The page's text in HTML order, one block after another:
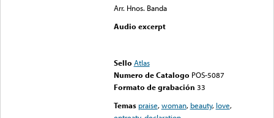
Arr. Hnos. Banda
Audio excerpt
Sello Atlas
Numero de Catalogo POS-5087
Formato de grabación 33
Temas praise,woman, beauty, love,